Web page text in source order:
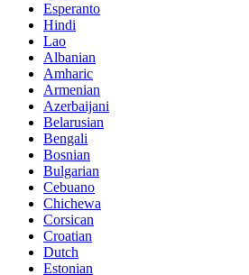
Esperanto
Hindi
Lao
Albanian
Amharic
Armenian
Azerbaijani
Belarusian
Bengali
Bosnian
Bulgarian
Cebuano
Chichewa
Corsican
Croatian
Dutch
Estonian